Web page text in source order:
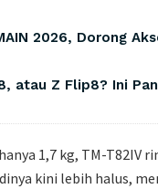
2026, Dorong
atau Z Flip8? Ini
1,7 kg, TM-T82IV
kini lebih halus,